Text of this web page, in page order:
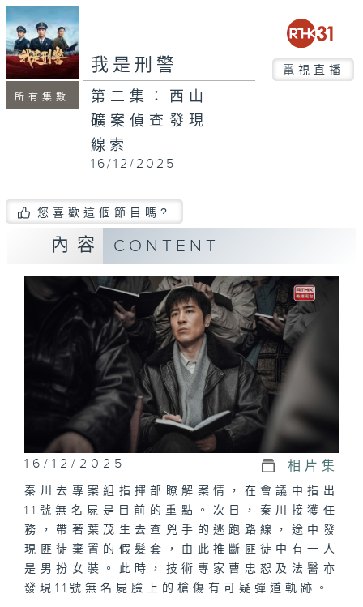
所有集數
我是刑警 電視直播
第二集：西山
礦案偵查發現
線索
16/12/2025
您喜歡這個節目嗎?
內容 CONTENT
16/12/2025 相片集
秦川去專案組指揮部瞭解案情，在會議中指出
11號無名屍是目前的重點。次日，秦川接獲任
務，帶著葉茂生去查兇手的逃跑路線，途中發
現匪徒棄置的假髮套，由此推斷匪徒中有一人
是男扮女裝。此時，技術專家曹忠恕及法醫亦
發現11號無名屍臉上的槍傷有可疑彈道軌跡。